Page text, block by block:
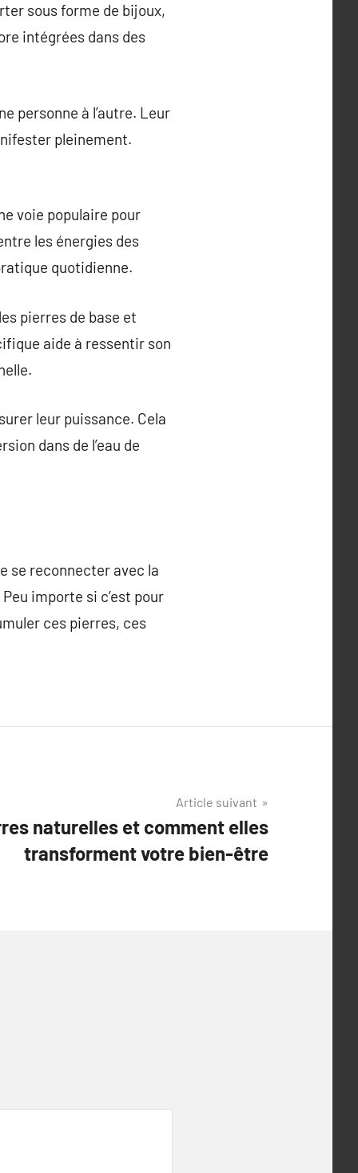
sous forme de bijoux,
intégrées dans des
personne à l’autre. Leur
pleinement.
voie populaire pour
les énergies des
quotidienne.
pierres de base et
aide à ressentir son
leur puissance. Cela
dans de l’eau de
se reconnecter avec la
importe si c’est pour
ces pierres, ces
Article suivant
naturelles et comment elles
transforment votre bien-être